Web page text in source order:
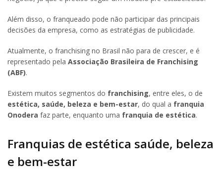
Além disso, o franqueado pode não participar das principais
decisões da empresa, como as estratégias de publicidade.
Atualmente, o franchising no Brasil não para de crescer, e é
representado pela Associação Brasileira de Franchising
(ABF).
Existem muitos segmentos do franchising, entre eles, o de
estética, saúde, beleza e bem-estar, do qual a franquia
Onodera faz parte, enquanto uma franquia de estética.
Franquias de estética saúde, beleza
e bem-estar